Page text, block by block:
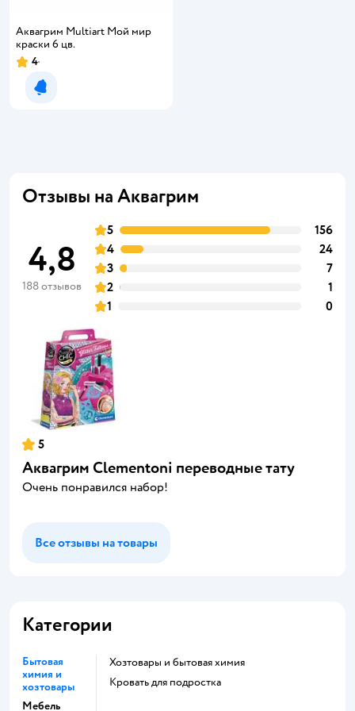
Аквагрим Multiart Мой мир
краски 6 цв.
4
Уведомить о появлении
Отзывы на Аквагрим
4,8
188 отзывов
5
156
4
24
3
7
2
1
1
0
5
Аквагрим Clementoni переводные тату
Очень понравился набор!
Все отзывы на товары
Категории
Бытовая
химия и
хозтовары
Мебель
Хозтовары и бытовая химия
Кровать для подростка